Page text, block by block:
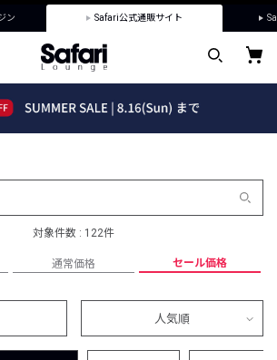
ン Safari公式通販サイト
対象件数 : 122件
通常価格 セール価格
人気順